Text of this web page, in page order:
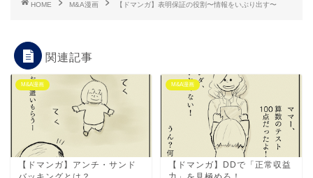
HOME M&A漫画 【ドマンガ】表明保証の役割〜情報をいぶり出す〜
関連記事
M&A漫画
【ドマンガ】アンチ・サンド
M&A漫画
【ドマンガ】DDで「正常収益